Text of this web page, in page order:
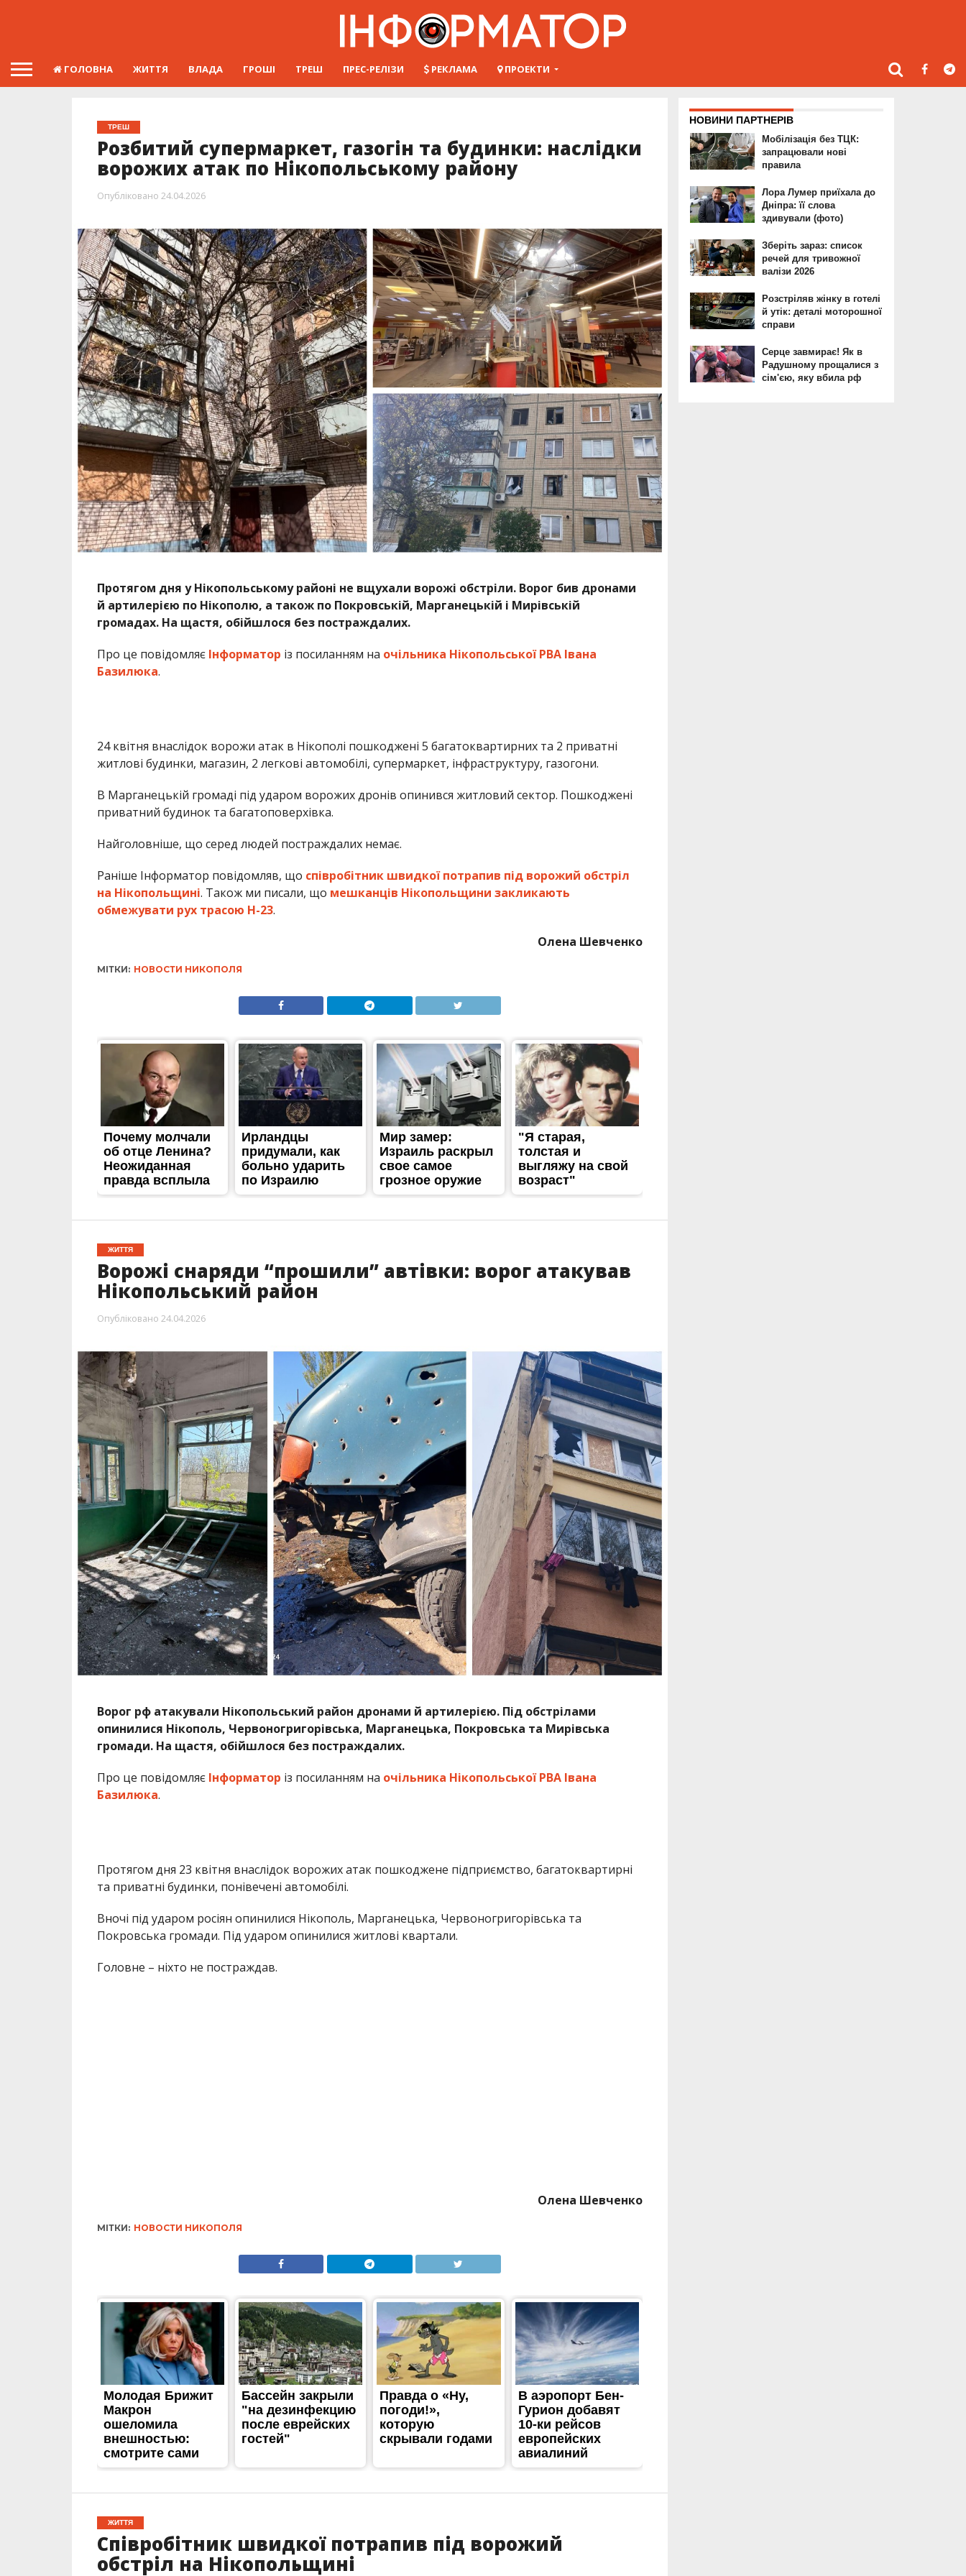
ГОЛОВНА ЖИТТЯ ВЛАДА ГРОШІ ТРЕШ ПРЕС-РЕЛІЗИ РЕКЛАМА ПРОЕКТИ
ТРЕШ
Розбитий супермаркет, газогін та будинки: наслідки
ворожих атак по Нікопольському району
Опубліковано 24.04.2026
Протягом дня у Нікопольському районі не вщухали ворожі обстріли. Ворог бив дронами
й артилерією по Нікополю, а також по Покровській, Марганецькій і Мирівській
громадах. На щастя, обійшлося без постраждалих.
Про це повідомляє Інформатор із посиланням на очільника Нікопольської РВА Івана
Базилюка.
24 квітня внаслідок ворожи атак в Нікополі пошкоджені 5 багатоквартирних та 2 приватні
житлові будинки, магазин, 2 легкові автомобілі, супермаркет, інфраструктуру, газогони.
В Марганецькій громаді під ударом ворожих дронів опинився житловий сектор. Пошкоджені
приватний будинок та багатоповерхівка.
Найголовніше, що серед людей постраждалих немає.
Раніше Інформатор повідомляв, що співробітник швидкої потрапив під ворожий обстріл
на Нікопольщині. Також ми писали, що мешканців Нікопольщини закликають
обмежувати рух трасою Н-23.
Олена Шевченко
МІТКИ: НОВОСТИ НИКОПОЛЯ
ЖИТТЯ
Ворожі снаряди “прошили” автівки: ворог атакував
Нікопольський район
Опубліковано 24.04.2026
Ворог рф атакували Нікопольський район дронами й артилерією. Під обстрілами
опинилися Нікополь, Червоногригорівська, Марганецька, Покровська та Мирівська
громади. На щастя, обійшлося без постраждалих.
Про це повідомляє Інформатор із посиланням на очільника Нікопольської РВА Івана
Базилюка.
Протягом дня 23 квітня внаслідок ворожих атак пошкоджене підприємство, багатоквартирні
та приватні будинки, понівечені автомобілі.
Вночі під ударом росіян опинилися Нікополь, Марганецька, Червоногригорівська та
Покровська громади. Під ударом опинилися житлові квартали.
Головне – ніхто не постраждав.
ЖИТТЯ
Співробітник швидкої потрапив під ворожий
обстріл на Нікопольщині
Опубліковано 23.04.2026